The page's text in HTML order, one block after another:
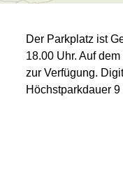
Der Parkplatz ist
18.00 Uhr. Auf
zur Verfügung.
Höchstparkdauer 9